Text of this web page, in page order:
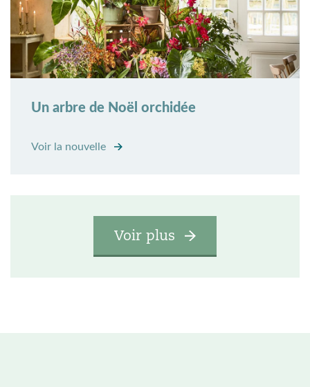
Un arbre de Noël orchidée
Voir la nouvelle
Voir plus